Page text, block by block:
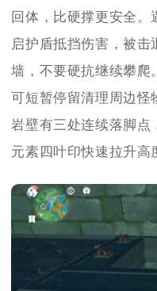
回体，比硬撑更安全。
启护盾抵挡伤害，被击
墙，不要硬抗继续攀爬
可短暂停留清理周边怪
岩壁有三处连续落脚点
元素四叶印快速拉升高